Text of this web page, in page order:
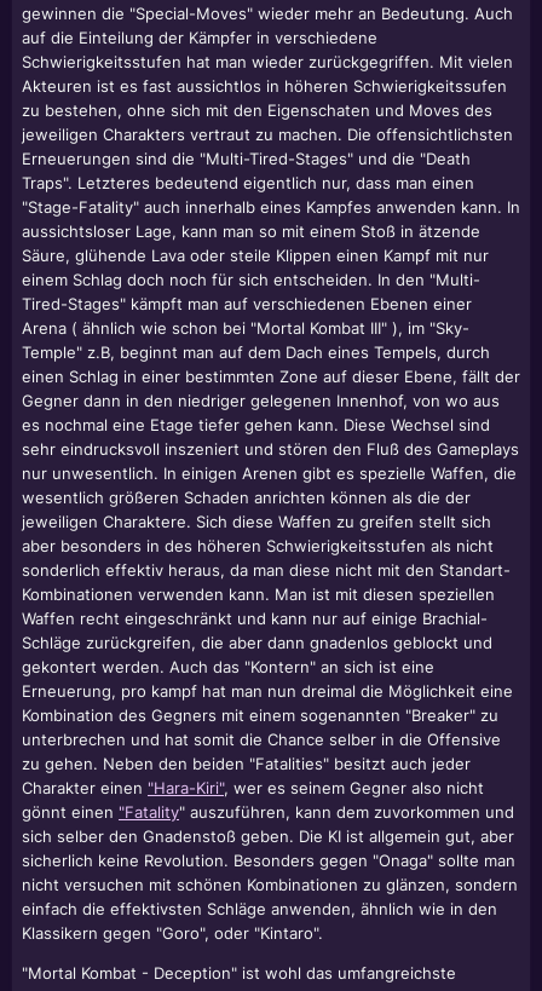
gewinnen die "Special-Moves" wieder mehr an Bedeutung. Auch
auf die Einteilung der Kämpfer in verschiedene
Schwierigkeitsstufen hat man wieder zurückgegriffen. Mit vielen
Akteuren ist es fast aussichtlos in höheren Schwierigkeitssufen
zu bestehen, ohne sich mit den Eigenschaten und Moves des
jeweiligen Charakters vertraut zu machen. Die offensichtlichsten
Erneuerungen sind die "Multi-Tired-Stages" und die "Death
Traps". Letzteres bedeutend eigentlich nur, dass man einen
"Stage-Fatality" auch innerhalb eines Kampfes anwenden kann. In
aussichtsloser Lage, kann man so mit einem Stoß in ätzende
Säure, glühende Lava oder steile Klippen einen Kampf mit nur
einem Schlag doch noch für sich entscheiden. In den "Multi-
Tired-Stages" kämpft man auf verschiedenen Ebenen einer
Arena ( ähnlich wie schon bei "Mortal Kombat III" ), im "Sky-
Temple" z.B, beginnt man auf dem Dach eines Tempels, durch
einen Schlag in einer bestimmten Zone auf dieser Ebene, fällt der
Gegner dann in den niedriger gelegenen Innenhof, von wo aus
es nochmal eine Etage tiefer gehen kann. Diese Wechsel sind
sehr eindrucksvoll inszeniert und stören den Fluß des Gameplays
nur unwesentlich. In einigen Arenen gibt es spezielle Waffen, die
wesentlich größeren Schaden anrichten können als die der
jeweiligen Charaktere. Sich diese Waffen zu greifen stellt sich
aber besonders in des höheren Schwierigkeitsstufen als nicht
sonderlich effektiv heraus, da man diese nicht mit den Standart-
Kombinationen verwenden kann. Man ist mit diesen speziellen
Waffen recht eingeschränkt und kann nur auf einige Brachial-
Schläge zurückgreifen, die aber dann gnadenlos geblockt und
gekontert werden. Auch das "Kontern" an sich ist eine
Erneuerung, pro kampf hat man nun dreimal die Möglichkeit eine
Kombination des Gegners mit einem sogenannten "Breaker" zu
unterbrechen und hat somit die Chance selber in die Offensive
zu gehen. Neben den beiden "Fatalities" besitzt auch jeder
Charakter einen "Hara-Kiri", wer es seinem Gegner also nicht
gönnt einen "Fatality" auszuführen, kann dem zuvorkommen und
sich selber den Gnadenstoß geben. Die KI ist allgemein gut, aber
sicherlich keine Revolution. Besonders gegen "Onaga" sollte man
nicht versuchen mit schönen Kombinationen zu glänzen, sondern
einfach die effektivsten Schläge anwenden, ähnlich wie in den
Klassikern gegen "Goro", oder "Kintaro".
"Mortal Kombat - Deception" ist wohl das umfangreichste